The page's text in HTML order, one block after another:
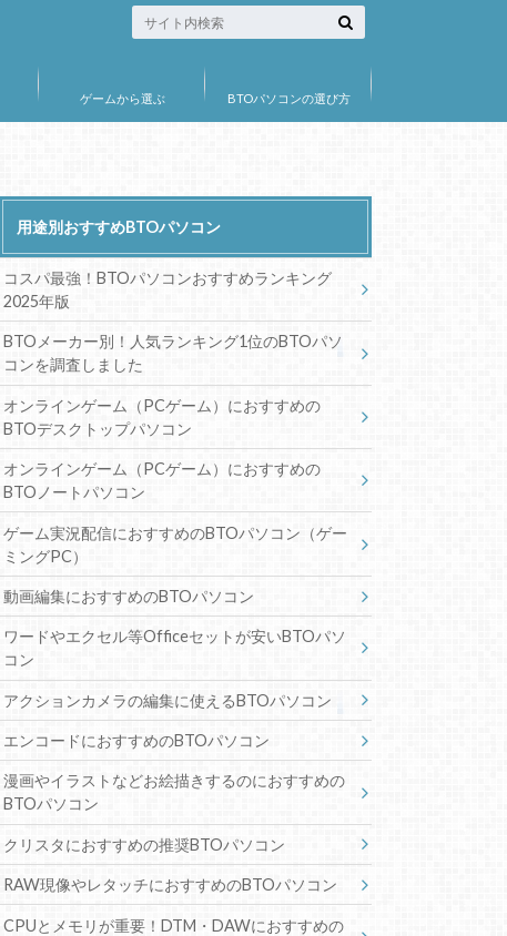
ゲームから選ぶ BTOパソコンの選び方
用途別おすすめBTOパソコン
コスパ最強！BTOパソコンおすすめランキング
2025年版
BTOメーカー別！人気ランキング1位のBTOパソ
コンを調査しました
オンラインゲーム（PCゲーム）におすすめの
BTOデスクトップパソコン
オンラインゲーム（PCゲーム）におすすめの
BTOノートパソコン
ゲーム実況配信におすすめのBTOパソコン（ゲー
ミングPC）
動画編集におすすめのBTOパソコン
ワードやエクセル等Officeセットが安いBTOパソ
コン
アクションカメラの編集に使えるBTOパソコン
エンコードにおすすめのBTOパソコン
漫画やイラストなどお絵描きするのにおすすめの
BTOパソコン
クリスタにおすすめの推奨BTOパソコン
RAW現像やレタッチにおすすめのBTOパソコン
CPUとメモリが重要！DTM・DAWにおすすめの